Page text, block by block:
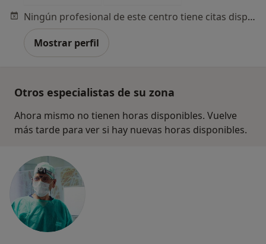
Ningún profesional de este centro tiene citas disponibles
Mostrar perfil
Otros especialistas de su zona
Ahora mismo no tienen horas disponibles. Vuelve
más tarde para ver si hay nuevas horas disponibles.